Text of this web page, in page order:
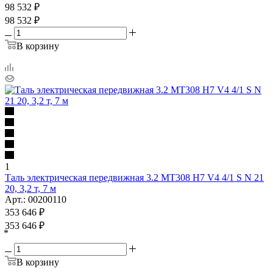
98 532 ₽
98 532 ₽
В корзину
1
Таль электрическая передвижная 3.2 MT308 H7 V4 4/1 S N 21
20, 3,2 т, 7 м
Арт.: 00200110
353 646 ₽
353 646 ₽
*
В корзину